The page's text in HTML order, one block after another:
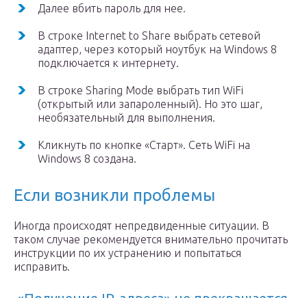
Далее вбить пароль для нее.
В строке Internet to Share выбрать сетевой
адаптер, через который ноутбук на Windows 8
подключается к интернету.
В строке Sharing Mode выбрать тип WiFi
(открытый или запароленный). Но это шаг,
необязательный для выполнения.
Кликнуть по кнопке «Старт». Сеть WiFi на
Windows 8 создана.
Если возникли проблемы
Иногда происходят непредвиденные ситуации. В
таком случае рекомендуется внимательно прочитать
инструкции по их устранению и попытаться
исправить.